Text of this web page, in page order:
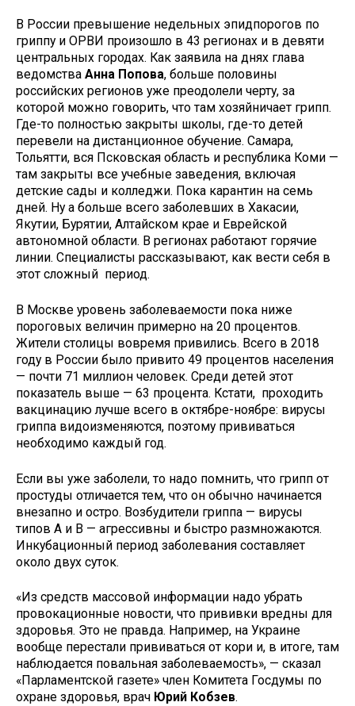
В России превышение недельных эпидпорогов по
гриппу и ОРВИ произошло в 43 регионах и в девяти
центральных городах. Как заявила на днях глава
ведомства Анна Попова, больше половины
российских регионов уже преодолели черту, за
которой можно говорить, что там хозяйничает грипп.
Где-то полностью закрыты школы, где-то детей
перевели на дистанционное обучение. Самара,
Тольятти, вся Псковская область и республика Коми —
там закрыты все учебные заведения, включая
детские сады и колледжи. Пока карантин на семь
дней. Ну а больше всего заболевших в Хакасии,
Якутии, Бурятии, Алтайском крае и Еврейской
автономной области. В регионах работают горячие
линии. Специалисты рассказывают, как вести себя в
этот сложный период.
В Москве уровень заболеваемости пока ниже
пороговых величин примерно на 20 процентов.
Жители столицы вовремя привились. Всего в 2018
году в России было привито 49 процентов населения
— почти 71 миллион человек. Среди детей этот
показатель выше — 63 процента. Кстати, проходить
вакцинацию лучше всего в октябре-ноябре: вирусы
гриппа видоизменяются, поэтому прививаться
необходимо каждый год.
Если вы уже заболели, то надо помнить, что грипп от
простуды отличается тем, что он обычно начинается
внезапно и остро. Возбудители гриппа — вирусы
типов А и В — агрессивны и быстро размножаются.
Инкубационный период заболевания составляет
около двух суток.
«Из средств массовой информации надо убрать
провокационные новости, что прививки вредны для
здоровья. Это не правда. Например, на Украине
вообще перестали прививаться от кори и, в итоге, там
наблюдается повальная заболеваемость», — сказал
«Парламентской газете» член Комитета Госдумы по
охране здоровья, врач Юрий Кобзев.